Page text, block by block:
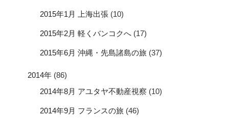
2015年1月 上海出張 (10)
2015年2月 軽くバンコクへ (17)
2015年6月 沖縄・先島諸島の旅 (37)
2014年 (86)
2014年8月 アユタヤ不動産視察 (10)
2014年9月 フランスの旅 (46)